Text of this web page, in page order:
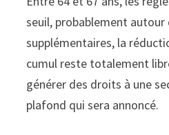
seuil, probablement autour
supplémentaires, la
cumul reste totalement
générer des droits à une
plafond qui sera annoncé.